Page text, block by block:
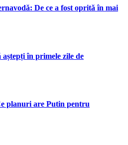
De ce a fost oprită în mai
aștepți în primele zile de
planuri are Putin pentru